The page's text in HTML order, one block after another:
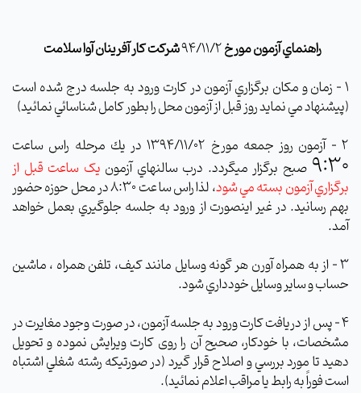
راهنماي آزمون مورخ94/11/2شرکت کار آفرینان آوا سلامت
1
– زمان و مكان برگزاري آزمون در كارت ورود به جلسه درج شده است
(پيشنهاد مي نمايدروز قبل از آزمون محل را بطور كامل شناسائي نمائيد)
2
– آزمون روز جمعه مورخ 1394/11/02در يك مرحله راس ساعت
9:30 صبح برگزار ميگردد. درب سالنهاي آزمون یک ساعت قبل از
برگزاري آزمون بسته مي شود
، لذا راس سا عت 8:30 در محل حوزه حضور
بهم رسانيد. در غير اينصورت از ورود به جلسه جلوگيري بعمل خواهد
آمد.
3
– از به همراه آورن هر گونه وسايل مانند كيف، تلفن همراه ، ماشين
حساب و ساير وسايل خودداري شود.
4
–پس از دريافت كارت ورود به جلسه آزمون، در صورت وجود مغايرت در
مشخصات، با خودكار، صحيح آن را روی كارت ویرایش نموده و تحویل
دهید تا مورد بررسي و اصلاح قرار گيرد (در صورتيكه رشته شغلي اشتباه
است فوراً به رابط یا مراقب اعلام نمائيد).